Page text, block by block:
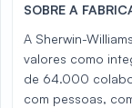
SOBRE A
A Sherwin-
valores como
de 64.000
com pessoas,